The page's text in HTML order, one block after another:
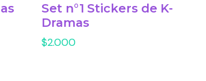
Set n°1 Stickers de K-
Dramas
$2.000